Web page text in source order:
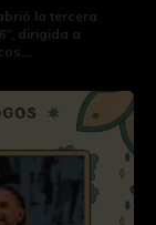
la tercera
dirigida a